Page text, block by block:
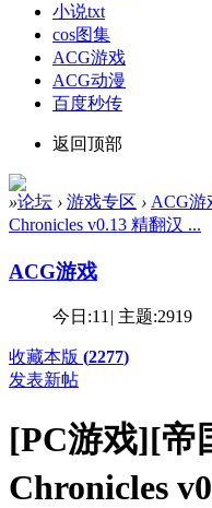
小说txt
cos图集
ACG游戏
ACG动漫
百度秒传
返回顶部
»论坛 › 游戏专区 › ACG游
Chronicles v0.13 精翻汉 ...
ACG游戏
今日:11 | 主题:2919
收藏本版 (2277)
发表新帖
[PC游戏][帝
Chronicles